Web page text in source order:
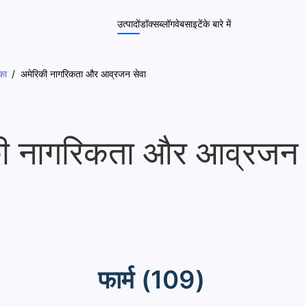
उत्पादोंडॉक्सब्लॉगवेबसाइटेंके बारे में
अमेरिकी नागरिकता और आव्रजन सेवा
नागरिकता और आव्रजन
फार्म (109)